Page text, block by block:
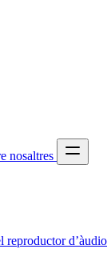
nosaltres
reproductor d’àudio